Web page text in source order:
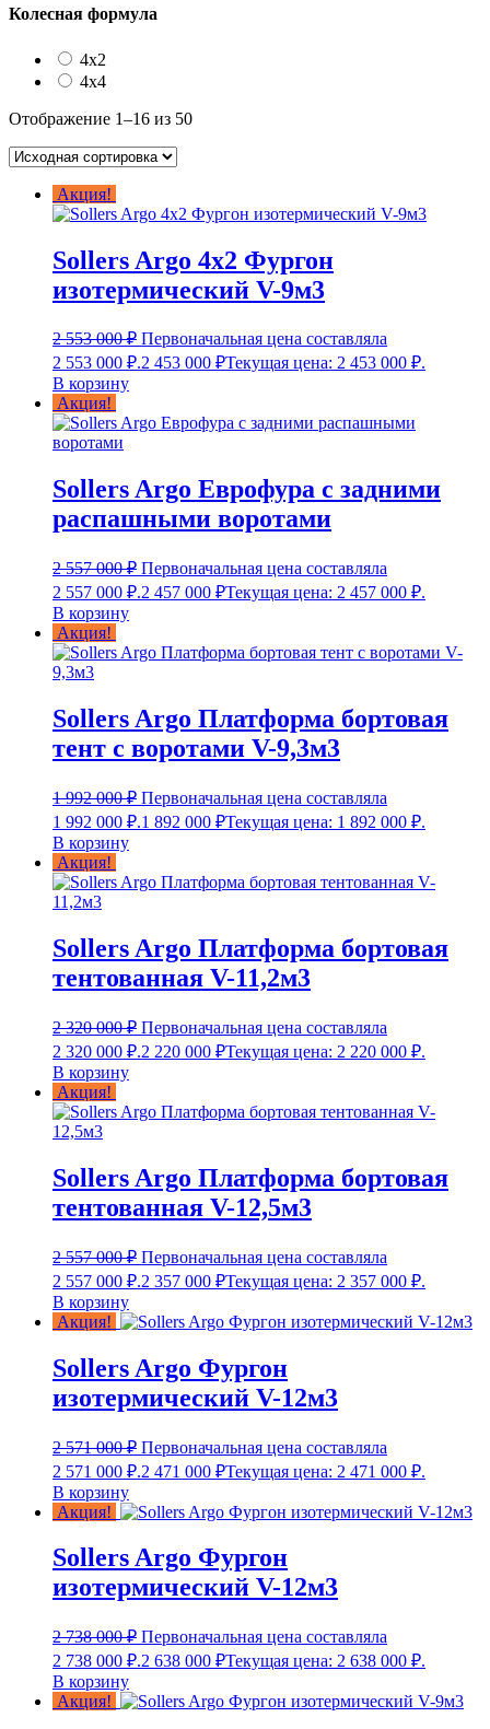
Колесная формула
4х2
4х4
Отображение 1–16 из 50
Акция!
Sollers Argo 4х2 Фургон
изотермический V-9м3
2 553 000₽ Первоначальная цена составляла
2 553 000 ₽.2 453 000 ₽Текущая цена: 2 453 000 ₽.
В корзину
Акция!
Sollers Argo Еврофура с задними
распашными воротами
2 557 000₽ Первоначальная цена составляла
2 557 000 ₽.2 457 000 ₽Текущая цена: 2 457 000 ₽.
В корзину
Акция!
Sollers Argo Платформа бортовая
тент с воротами V-9,3м3
1 992 000₽ Первоначальная цена составляла
1 992 000 ₽.1 892 000 ₽Текущая цена: 1 892 000 ₽.
В корзину
Акция!
Sollers Argo Платформа бортовая
тентованная V-11,2м3
2 320 000₽ Первоначальная цена составляла
2 320 000 ₽.2 220 000 ₽Текущая цена: 2 220 000 ₽.
В корзину
Акция!
Sollers Argo Платформа бортовая
тентованная V-12,5м3
2 557 000₽ Первоначальная цена составляла
2 557 000 ₽.2 357 000 ₽Текущая цена: 2 357 000 ₽.
В корзину
Акция!
Sollers Argo Фургон
изотермический V-12м3
2 571 000₽ Первоначальная цена составляла
2 571 000 ₽.2 471 000 ₽Текущая цена: 2 471 000 ₽.
В корзину
Акция!
Sollers Argo Фургон
изотермический V-12м3
2 738 000₽ Первоначальная цена составляла
2 738 000 ₽.2 638 000 ₽Текущая цена: 2 638 000 ₽.
В корзину
Акция!